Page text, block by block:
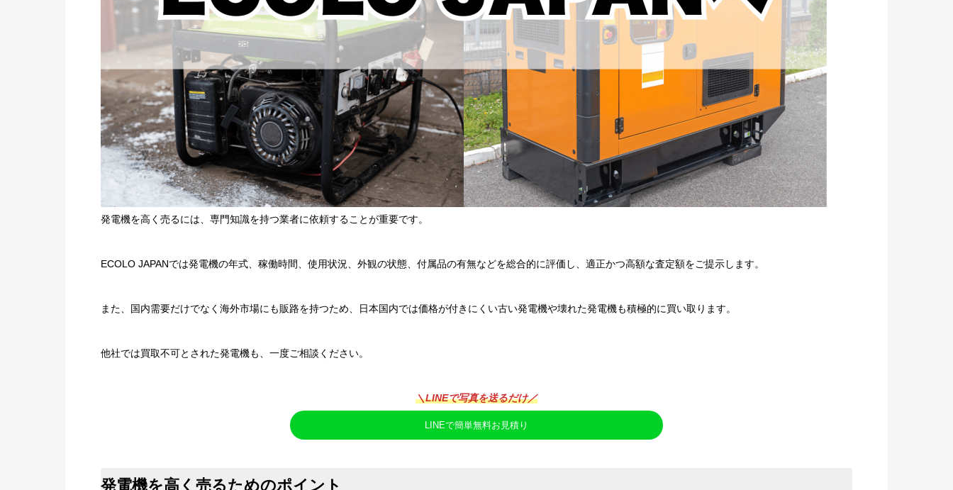
発電機を高く売るには、専門知識を持つ業者に依頼することが重要です。
ECOLO JAPANでは発電機の年式、稼働時間、使用状況、外観の状態、付属品の有無などを総合的に評価し、適正かつ高額な査定額をご提示します。
また、国内需要だけでなく海外市場にも販路を持つため、日本国内では価格が付きにくい古い発電機や壊れた発電機も積極的に買い取ります。
他社では買取不可とされた発電機も、一度ご相談ください。
＼LINEで写真を送るだけ／
LINEで簡単無料お見積り
発電機を高く売るためのポイント